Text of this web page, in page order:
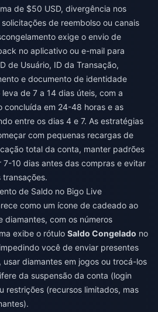
de $50 USD, divergência nos
de reembolso ou canais
exige o envio de
no aplicativo ou e-mail para
de Usuário, ID da Transação,
e documento de identidade
de 7 a 14 dias úteis, com a
concluída em 24-48 horas e as
entre os dias 4 e 7. As estratégias
com pequenas recargas de
total da conta, manter padrões
10 dias antes das compras e evitar
transações.
de Saldo no Bigo Live
como um ícone de cadeado ao
diamantes, com os números
exibe o rótulo Saldo Congelado no
você de enviar presentes
usar diamantes em jogos ou trocá-los
da suspensão da conta (login
restrições (recursos limitados, mas